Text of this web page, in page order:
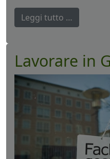
Leggi tutto …
Lavorare in